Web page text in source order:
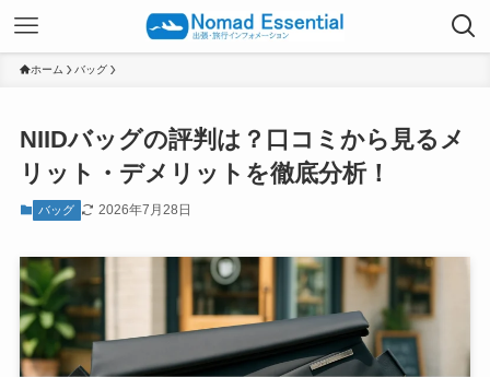
ホーム バッグ
NIIDバッグの評判は？口コミから見るメ
リット・デメリットを徹底分析！
バッグ 2026年7月28日